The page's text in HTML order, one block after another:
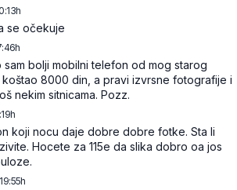
se očekuje
bolji mobilni telefon od mog starog
koštao 8000 din, a pravi izvrsne fotografije i
nekim sitnicama. Pozz.
koji nocu daje dobre dobre fotke. Sta li
Hocete za 115e da slika dobro oa jos